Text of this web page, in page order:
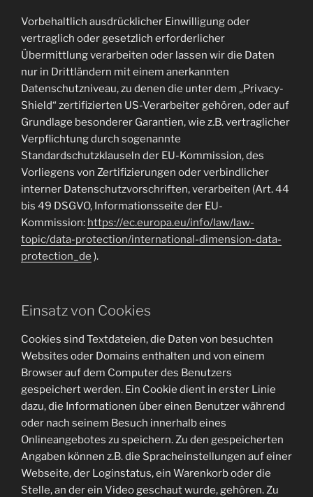
Vorbehaltlich ausdrücklicher Einwilligung oder
vertraglich oder gesetzlich erforderlicher
Übermittlung verarbeiten oder lassen wir die Daten
nur in Drittländern mit einem anerkannten
Datenschutzniveau, zu denen die unter dem „Privacy-
Shield“ zertifizierten US-Verarbeiter gehören, oder auf
Grundlage besonderer Garantien, wie z.B. vertraglicher
Verpflichtung durch sogenannte
Standardschutzklauseln der EU-Kommission, des
Vorliegens von Zertifizierungen oder verbindlicher
interner Datenschutzvorschriften, verarbeiten (Art. 44
bis 49 DSGVO, Informationsseite der EU-
Kommission: https://ec.europa.eu/info/law/law-
topic/data-protection/international-dimension-data-
protection_de ).
Einsatz von Cookies
Cookies sind Textdateien, die Daten von besuchten
Websites oder Domains enthalten und von einem
Browser auf dem Computer des Benutzers
gespeichert werden. Ein Cookie dient in erster Linie
dazu, die Informationen über einen Benutzer während
oder nach seinem Besuch innerhalb eines
Onlineangebotes zu speichern. Zu den gespeicherten
Angaben können z.B. die Spracheinstellungen auf einer
Webseite, der Loginstatus, ein Warenkorb oder die
Stelle, an der ein Video geschaut wurde, gehören. Zu